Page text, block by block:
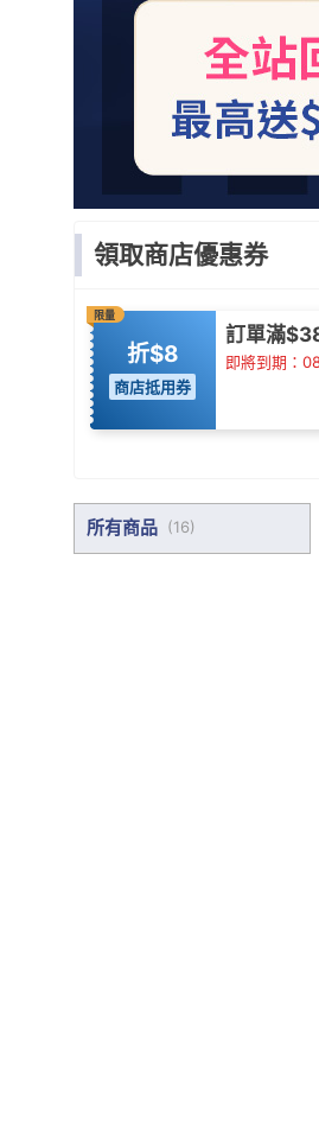
領取商店優惠券
限量
折$8
商店抵用券
訂單滿
即將到期：
所有商品 (16)